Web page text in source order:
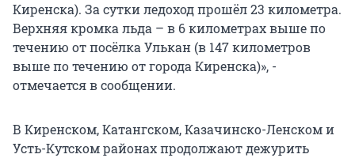
Киренска). За сутки ледоход прошёл 23 километра.
Верхняя кромка льда – в 6 километрах выше по
течению от посёлка Улькан (в 147 километров
выше по течению от города Киренска)», -
отмечается в сообщении.
В Киренском, Катангском, Казачинско-Ленском и
Усть-Кутском районах продолжают дежурить